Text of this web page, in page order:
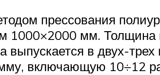
прессования
1000×2000 мм.
выпускается в двух-
включающую 10÷12